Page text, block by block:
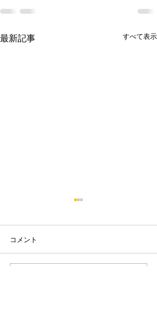
最新記事 すべて表示
2026/08/06 市松参戦
コメント